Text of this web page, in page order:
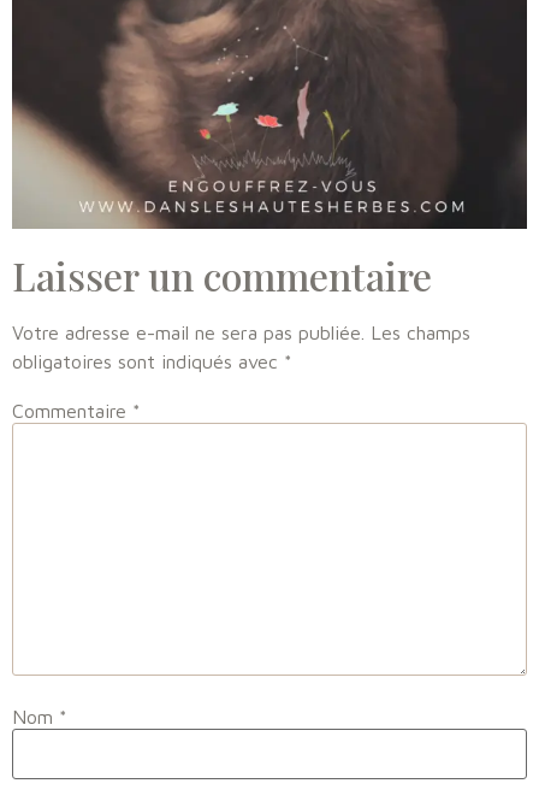
Laisser un commentaire
Votre adresse e-mail ne sera pas publiée. Les champs
obligatoires sont indiqués avec *
Commentaire *
Nom *